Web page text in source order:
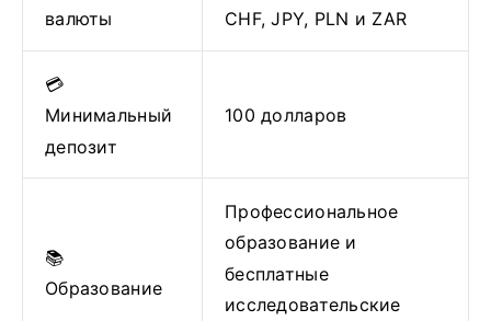
валюты
CHF, JPY, PLN и ZAR
💳
Минимальный
депозит
100 долларов
📚
Образование
Профессиональное
образование и
бесплатные
исследовательские